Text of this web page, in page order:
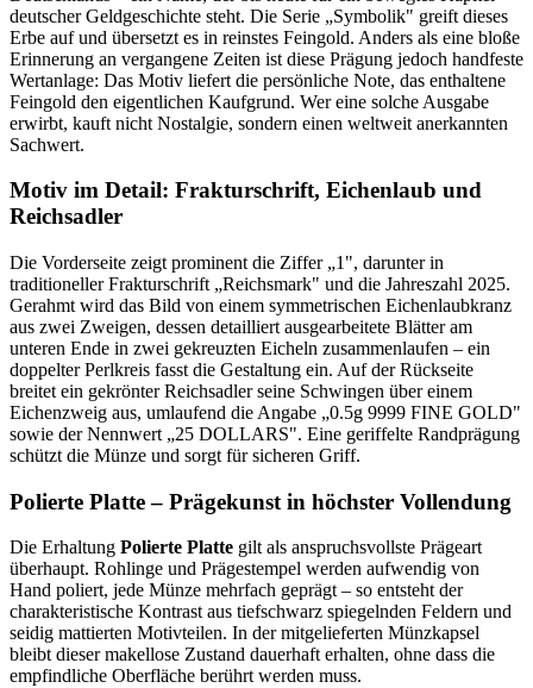
deutscher Geldgeschichte steht. Die Serie „Symbolik" greift dieses
Erbe auf und übersetzt es in reinstes Feingold. Anders als eine bloße
Erinnerung an vergangene Zeiten ist diese Prägung jedoch handfeste
Wertanlage: Das Motiv liefert die persönliche Note, das enthaltene
Feingold den eigentlichen Kaufgrund. Wer eine solche Ausgabe
erwirbt, kauft nicht Nostalgie, sondern einen weltweit anerkannten
Sachwert.
Motiv im Detail: Frakturschrift, Eichenlaub und
Reichsadler
Die Vorderseite zeigt prominent die Ziffer „1", darunter in
traditioneller Frakturschrift „Reichsmark" und die Jahreszahl 2025.
Gerahmt wird das Bild von einem symmetrischen Eichenlaubkranz
aus zwei Zweigen, dessen detailliert ausgearbeitete Blätter am
unteren Ende in zwei gekreuzten Eicheln zusammenlaufen – ein
doppelter Perlkreis fasst die Gestaltung ein. Auf der Rückseite
breitet ein gekrönter Reichsadler seine Schwingen über einem
Eichenzweig aus, umlaufend die Angabe „0.5g 9999 FINE GOLD"
sowie der Nennwert „25 DOLLARS". Eine geriffelte Randprägung
schützt die Münze und sorgt für sicheren Griff.
Polierte Platte – Prägekunst in höchster Vollendung
Die Erhaltung Polierte Platte gilt als anspruchsvollste Prägeart
überhaupt. Rohlinge und Prägestempel werden aufwendig von
Hand poliert, jede Münze mehrfach geprägt – so entsteht der
charakteristische Kontrast aus tiefschwarz spiegelnden Feldern und
seidig mattierten Motivteilen. In der mitgelieferten Münzkapsel
bleibt dieser makellose Zustand dauerhaft erhalten, ohne dass die
empfindliche Oberfläche berührt werden muss.